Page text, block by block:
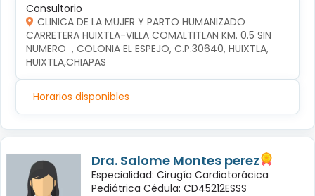
Consultorio
CLINICA DE LA MUJER Y PARTO HUMANIZADO
CARRETERA HUIXTLA-VILLA COMALTITLAN KM. 0.5 SIN
NUMERO  , COLONIA EL ESPEJO, C.P.30640, HUIXTLA,
HUIXTLA,CHIAPAS
Horarios disponibles
Dra. Salome Montes perez
Especialidad: Cirugía Cardiotorácica
Pediátrica Cédula: CD45212ESSS